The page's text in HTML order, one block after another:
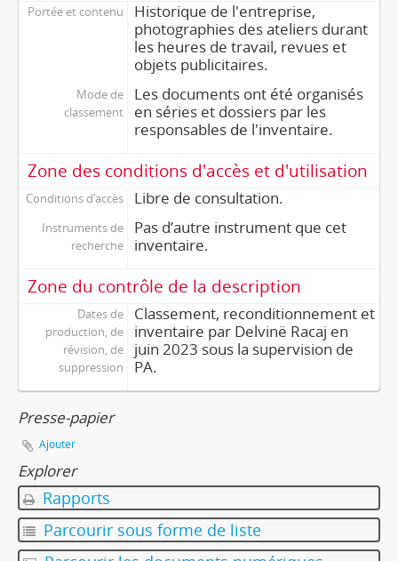
Portée et contenu
Historique de l'entreprise,
photographies des ateliers durant
les heures de travail, revues et
objets publicitaires.
Mode de
classement
Les documents ont été organisés
en séries et dossiers par les
responsables de l'inventaire.
Zone des conditions d'accès et d'utilisation
Conditions d’accès Libre de consultation.
Instruments de
recherche
Pas d’autre instrument que cet
inventaire.
Zone du contrôle de la description
Dates de
production, de
révision, de
suppression
Classement, reconditionnement et
inventaire par Delvinë Racaj en
juin 2023 sous la supervision de
PA.
Presse-papier
Ajouter
Explorer
Rapports
Parcourir sous forme de liste